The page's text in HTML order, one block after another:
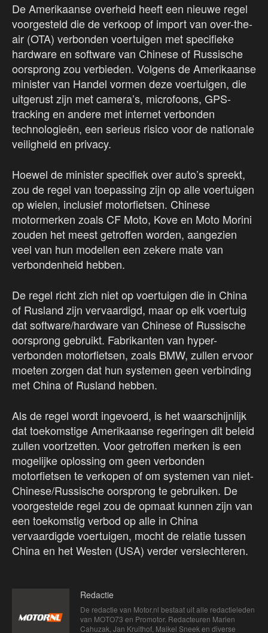
De Amerikaanse overheid heeft een nieuwe regel
voorgesteld die de verkoop of import van over-the-
air (OTA) verbonden voertuigen met specifieke
hardware en software van Chinese of Russische
oorsprong zou verbieden. Volgens de Amerikaanse
minister van Handel vormen deze voertuigen, die
uitgerust zijn met camera’s, microfoons, GPS-
tracking en andere met internet verbonden
technologieën, een serieus risico voor de nationale
veiligheid en privacy.
Hoewel de minister specifiek over auto’s spreekt,
zou de regel van toepassing zijn op alle voertuigen
op wielen, inclusief motorfietsen. Chinese
motormerken zoals CF Moto, Kove en Moto Morini
zouden het meest getroffen worden, aangezien
veel van hun modellen een zekere mate van
verbondenheid hebben.
De regel richt zich niet op voertuigen die in China
of Rusland zijn vervaardigd, maar op elk voertuig
dat software/hardware van Chinese of Russische
oorsprong gebruikt. Fabrikanten van hyper-
verbonden motorfietsen, zoals BMW, zullen ervoor
moeten zorgen dat hun systemen geen verbinding
met China of Rusland hebben.
Als de regel wordt ingevoerd, is het waarschijnlijk
dat toekomstige Amerikaanse regeringen dit beleid
zullen voortzetten. Voor getroffen merken is een
mogelijke oplossing om geen verbonden
motorfietsen te verkopen of om systemen van niet-
Chinese/Russische oorsprong te gebruiken. De
voorgestelde regel zou de opmaat kunnen zijn van
een toekomstig verbod op alle in China
vervaardigde voertuigen, mocht de relatie tussen
China en het Westen (USA) verder verslechteren.
Redactie
De redactie van Motor.nl bestaat uit alle redactieleden
van MOTO73 en Promotor. Redacteuren Marien
Cahuzak, Jan Kruithof, Maikel Sneek en diverse